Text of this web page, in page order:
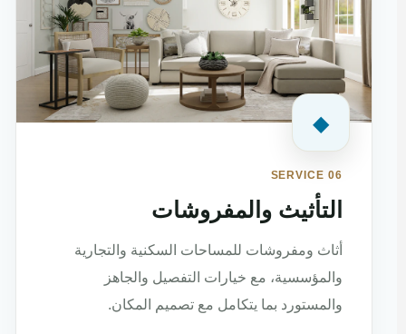
◆
SERVICE 06
التأثيث والمفروشات
أثاث ومفروشات للمساحات السكنية والتجارية
والمؤسسية، مع خيارات التفصيل والجاهز
والمستورد بما يتكامل مع تصميم المكان.